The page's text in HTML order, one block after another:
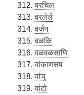
वरचिल
वरलेलें
वर्जन
वळकि
वळवळसाणि
वांकाणसप
वांचु
वांटो